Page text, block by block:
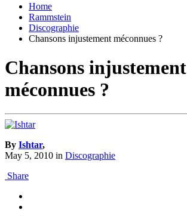
Home
Rammstein
Discographie
Chansons injustement méconnues ?
Chansons injustement
méconnues ?
By Ishtar,
May 5, 2010 in Discographie
Share